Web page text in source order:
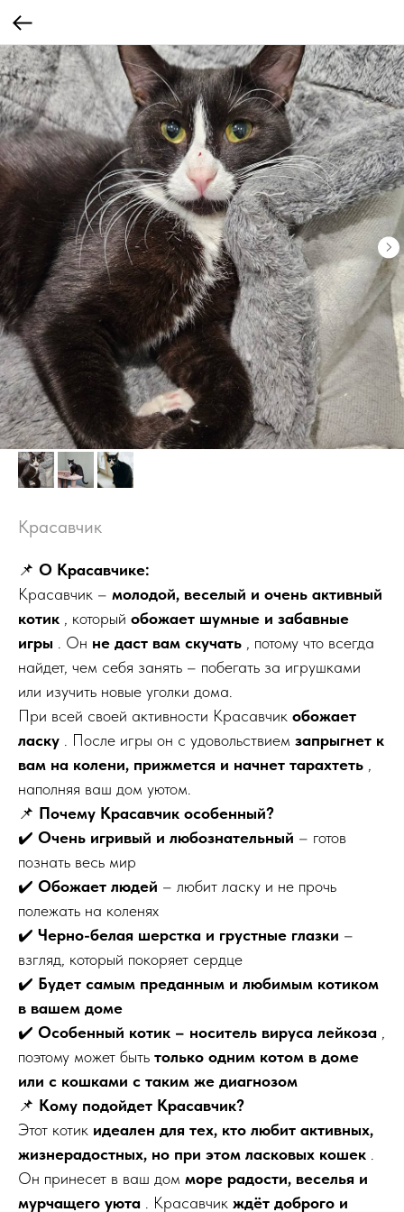
Красавчик
📌 О Красавчике:
Красавчик – молодой, веселый и очень активный
котик , который обожает шумные и забавные
игры . Он не даст вам скучать , потому что всегда
найдет, чем себя занять – побегать за игрушками
или изучить новые уголки дома.
При всей своей активности Красавчик обожает
ласку . После игры он с удовольствием запрыгнет к
вам на колени, прижмется и начнет тарахтеть ,
наполняя ваш дом уютом.
📌 Почему Красавчик особенный?
✔️ Очень игривый и любознательный – готов
познать весь мир
✔️ Обожает людей – любит ласку и не прочь
полежать на коленях
✔️ Черно-белая шерстка и грустные глазки –
взгляд, который покоряет сердце
✔️ Будет самым преданным и любимым котиком
в вашем доме
✔️ Особенный котик – носитель вируса лейкоза ,
поэтому может быть только одним котом в доме
или с кошками с таким же диагнозом
📌 Кому подойдет Красавчик?
Этот котик идеален для тех, кто любит активных,
жизнерадостных, но при этом ласковых кошек
Он принесет в ваш дом море радости, веселья и
мурчащего уюта . Красавчик ждёт доброго и